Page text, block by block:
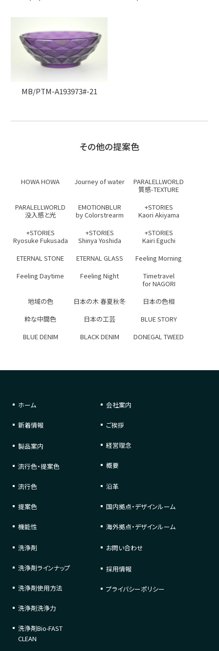
MB/PTM-A193973#-21
その他の提案色
HOWA HOWA Journey of water
PARALELLWORLD
質感-TEXTURE
PARALELLWORLD
没入感と光
EMOTIONBLUR
by Colorstrearm
+STORIES
Kaori Akiyama
+STORIES
Ryosuke Fukusada
+STORIES
Shinya Yoshida
+STORIES
Kairi Eguchi
ETERNAL STONE
ETERNAL GLASS
Feeling Morning
Feeling Daytime
Feeling Night
Timetravel
for NAGORI
地域の色
日本の木 春夏秋冬
日本の色相
粋な中間色
日本の工芸
BLUE STORY
BLUE DENIM
BLACK DENIM DONEGAL TWEED
ホーム
新着情報
製品案内
流行色・提案色
流行色
提案色
機能性
洗浄剤
洗浄剤ラインナップ
洗浄剤使用方法
洗浄剤洗浄力
洗浄剤Bio-FAST
CLEAN
会社案内
ご挨拶
経営理念
概要
沿革
国内拠点・デザインルーム
海外拠点・デザインルーム
お問い合わせ
採用情報
プライバシーポリシー